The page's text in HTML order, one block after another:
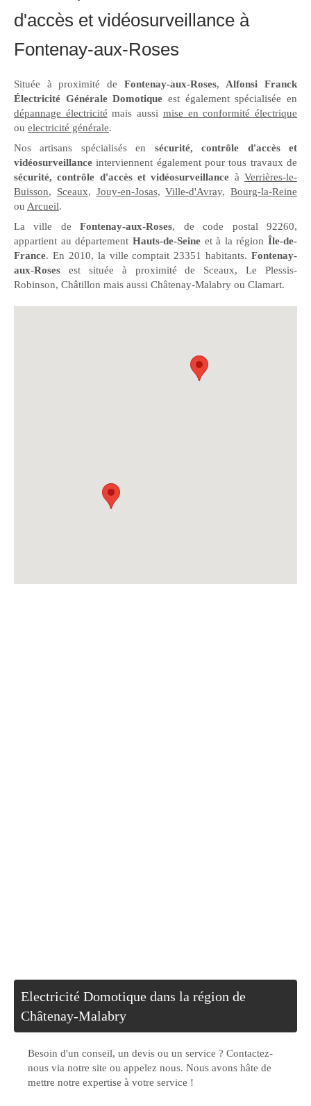
d'accès et vidéosurveillance à
Fontenay-aux-Roses
Située à proximité de Fontenay-aux-Roses, Alfonsi Franck
Électricité Générale Domotique est également spécialisée en
dépannage électricité mais aussi mise en conformité électrique
ou electricité générale.
Nos artisans spécialisés en sécurité, contrôle d'accès et
vidéosurveillance interviennent également pour tous travaux de
sécurité, contrôle d'accès et vidéosurveillance àVerrières-le-
Buisson, Sceaux, Jouy-en-Josas,Ville-d'Avray, Bourg-la-Reine
ou Arcueil.
La ville deFontenay-aux-Roses, de code postal 92260,
appartient au département Hauts-de-Seineet à la région Île-de-
France. En 2010, la ville comptait 23351 habitants. Fontenay-
aux-Roses est située à proximité de Sceaux, Le Plessis-
Robinson, Châtillon mais aussi Châtenay-Malabry ou Clamart.
Electricité Domotique dans la région de
Châtenay-Malabry
Besoin d'un conseil, un devis ou un service ? Contactez-
nous via notre site ou appelez nous. Nous avons hâte de
mettre notre expertise à votre service !